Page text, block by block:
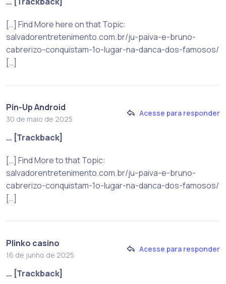
[…] Find More here on that Topic:
salvadorentretenimento.com.br/ju-paiva-e-bruno-
cabrerizo-conquistam-1o-lugar-na-danca-dos-famosos/
[…]
Pin-Up Android
30 de maio de 2025
Acesse para responder
… [Trackback]
[…] Find More to that Topic:
salvadorentretenimento.com.br/ju-paiva-e-bruno-
cabrerizo-conquistam-1o-lugar-na-danca-dos-famosos/
[…]
Plinko casino
16 de junho de 2025
Acesse para responder
… [Trackback]